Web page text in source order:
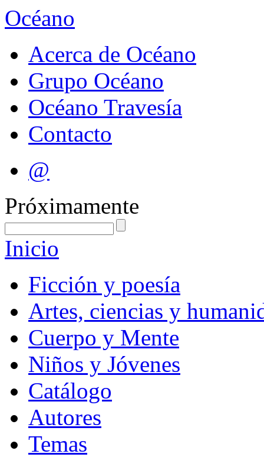
Océano
Acerca de Océano
Grupo Océano
Océano Travesía
Contacto
@
Próximamente
Inicio
Ficción y poesía
Artes, ciencias y
Cuerpo y Mente
Niños y Jóvenes
Catálogo
Autores
Temas